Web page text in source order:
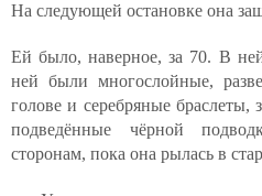
На следующей остановке она
Ей было, наверное, за 70. В
ней были многослойные,
голове и серебряные браслеты,
подведённые чёрной
сторонам, пока она рылась в